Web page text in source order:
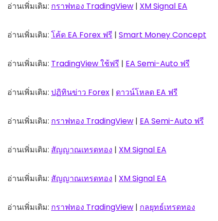
อ่านเพิ่มเติม: กราฟทอง TradingView | XM Signal EA
อ่านเพิ่มเติม: โค้ด EA Forex ฟรี | Smart Money Concept
อ่านเพิ่มเติม: TradingView ใช้ฟรี | EA Semi-Auto ฟรี
อ่านเพิ่มเติม: ปฏิทินข่าว Forex | ดาวน์โหลด EA ฟรี
อ่านเพิ่มเติม: กราฟทอง TradingView | EA Semi-Auto ฟรี
อ่านเพิ่มเติม: สัญญาณเทรดทอง | XM Signal EA
อ่านเพิ่มเติม: สัญญาณเทรดทอง | XM Signal EA
อ่านเพิ่มเติม: กราฟทอง TradingView | กลยุทธ์เทรดทอง